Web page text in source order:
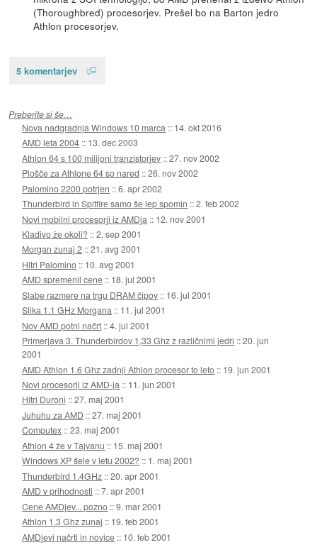
(Thoroughbred) procesorjev. Prešel bo na Barton jedro
Athlon procesorjev.
5 komentarjev
Preberite si še…
Nova nadgradnja Windows 10 marca :: 14. okt 2016
AMD leta 2004 :: 13. dec 2003
Athlon 64 s 100 milijoni tranzistorjev ::27. nov 2002
Plošče za Athlone 64 so nared ::26. nov 2002
Palomino 2200 potrjen ::6. apr 2002
Thunderbird in Spitfire samo še lep spomin ::2. feb 2002
Novi mobilni procesorji iz AMDja :: 12. nov 2001
Kladivo že okoli? ::2. sep 2001
Morgan zunaj 2 ::21. avg 2001
Hitri Palomino :: 10. avg 2001
AMD spremenil cene :: 18. jul 2001
Slabe razmere na trgu DRAM čipov :: 16. jul 2001
Slika 1.1 GHz Morgana :: 11. jul 2001
Nov AMD potni načrt ::4. jul 2001
Primerjava 3. Thunderbirdov 1,33 Ghz z različnimi jedri ::20. jun
2001
AMD Athlon 1.6 Ghz zadnji Athlon procesor to leto :: 19. jun 2001
Novi procesorji iz AMD-ja :: 11. jun 2001
Hitri Duroni ::27. maj 2001
Juhuhu za AMD ::27. maj 2001
Computex ::23. maj 2001
Athlon 4 že v Tajvanu :: 15. maj 2001
Windows XP šele v letu 2002? :: 1. maj 2001
Thunderbird 1.4GHz ::20. apr 2001
AMD v prihodnosti ::7. apr 2001
Cene AMDjev... pozno ::9. mar 2001
Athlon 1.3 Ghz zunaj :: 19. feb 2001
AMDjevi načrti in novice :: 10. feb 2001